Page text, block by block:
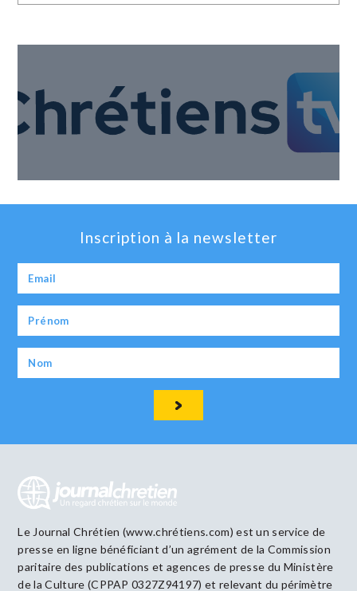
Inscription à la newsletter
Le Journal Chrétien (www.chrétiens.com) est un service de
presse en ligne bénéficiant d’un agrément de la Commission
paritaire des publications et agences de presse du Ministère
de la Culture (CPPAP 0327Z94197) et relevant du périmètre